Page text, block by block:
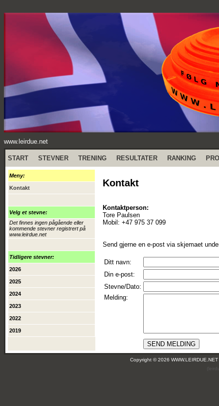
www.leirdue.net
START STEVNER TRENING RESULTATER RANKING
Meny:
Kontakt
Velg et stevne:
Det finnes ingen pågående eller
kommende stevner registrert på
www.leirdue.net
Tidligere stevner:
2026
2025
2024
2023
2022
2019
Kontakt
Kontaktperson:
Tore Paulsen
Mobil: +47 975 37 099
Send gjerne en e-post via skjemaet
Ditt navn:
Din e-post:
Stevne/Dato:
Melding:
Copyright © 2026